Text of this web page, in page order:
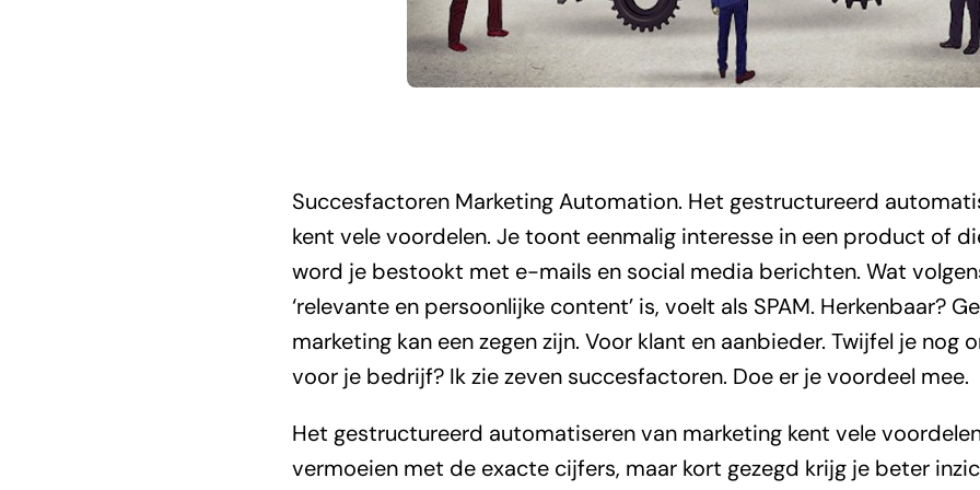
Succesfactoren Marketing Automation. Het gestructureerd
kent vele voordelen. Je toont eenmalig interesse in een product of
word je bestookt met e-mails en social media berichten. Wat
‘relevante en persoonlijke content’ is, voelt als SPAM. Herkenbaar?
marketing kan een zegen zijn. Voor klant en aanbieder. Twijfel je nog
voor je bedrijf? Ik zie zeven succesfactoren. Doe er je voordeel mee.
Het gestructureerd automatiseren van marketing kent vele
vermoeien met de exacte cijfers, maar kort gezegd krijg je beter